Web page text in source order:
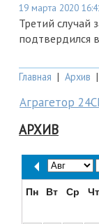
19 марта 2020
Третий случай
подтвердился
Главная | Архив |
Аграгетор
АРХИВ
Пн Вт Ср Чт